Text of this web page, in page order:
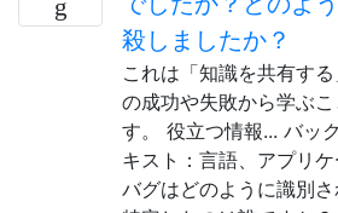
殺しましたか？
これは「知識を共有す
の成功や失敗から学ぶ
す。 役立つ情報... バッ
キスト：言語、アプリ
バグはどのように識別